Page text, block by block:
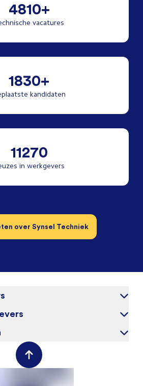
4810+
vacatures
1830+
kandidaten
11270
in werkgevers
over Synsel Techniek